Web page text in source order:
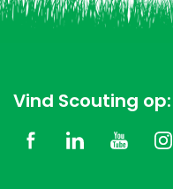
Vind Scouting op: